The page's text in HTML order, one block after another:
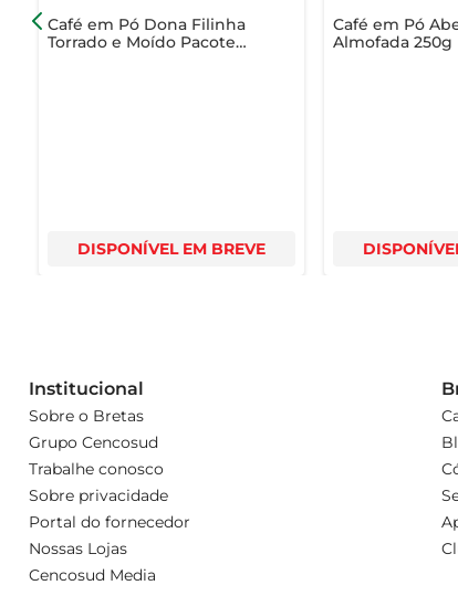
Café em Pó Dona Filinha
Torrado e Moído Pacote
DISPONÍVEL EM BREVE
Café em Pó
Almofada 250g
Institucional
Sobre o Bretas
Grupo Cencosud
Trabalhe conosco
Sobre privacidade
Portal do fornecedor
Nossas Lojas
Cencosud Media